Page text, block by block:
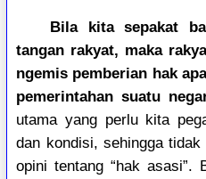
Bila kita sepakat
tangan rakyat, maka
ngemis pemberian hak
pemerintahan suatu
utama yang perlu kita
dan kondisi, sehingga
opini tentang “hak asasi”.